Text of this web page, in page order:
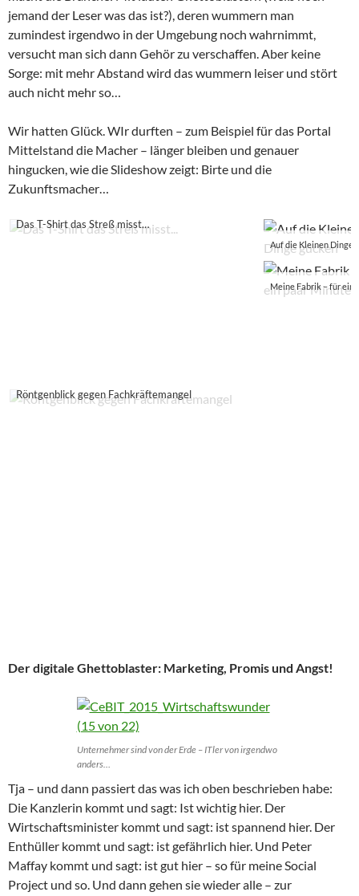
jemand der Leser was das ist?), deren wummern man
zumindest irgendwo in der Umgebung noch wahrnimmt,
versucht man sich dann Gehör zu verschaffen. Aber keine
Sorge: mit mehr Abstand wird das wummern leiser und stört
auch nicht mehr so…
Wir hatten Glück. WIr durften – zum Beispiel für das Portal
Mittelstand die Macher – länger bleiben und genauer
hingucken, wie die Slideshow zeigt: Birte und die
Zukunftsmacher…
Das T-Shirt das Streß misst…
Auf die Kleinen Dinge
Röntgenblick gegen Fachkräftemangel
Der digitale Ghettoblaster: Marketing, Promis und Angst!
Unternehmer sind von der Erde – ITler von irgendwo
anders…
Tja – und dann passiert das was ich oben beschrieben habe:
Die Kanzlerin kommt und sagt: Ist wichtig hier. Der
Wirtschaftsminister kommt und sagt: ist spannend hier. Der
Enthüller kommt und sagt: ist gefährlich hier. Und Peter
Maffay kommt und sagt: ist gut hier – so für meine Social
Project und so. Und dann gehen sie wieder alle – zur